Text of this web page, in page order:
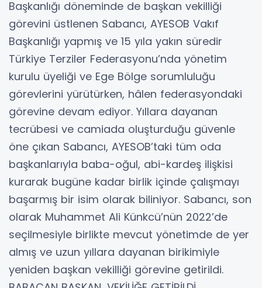
Başkanlığı döneminde de başkan vekilliği
görevini üstlenen Sabancı, AYESOB Vakıf
Başkanlığı yapmış ve 15 yıla yakın süredir
Türkiye Terziler Federasyonu’nda yönetim
kurulu üyeliği ve Ege Bölge sorumluluğu
görevlerini yürütürken, hâlen federasyondaki
görevine devam ediyor. Yıllara dayanan
tecrübesi ve camiada oluşturduğu güvenle
öne çıkan Sabancı, AYESOB’taki tüm oda
başkanlarıyla baba-oğul, abi-kardeş ilişkisi
kurarak bugüne kadar birlik içinde çalışmayı
başarmış bir isim olarak biliniyor. Sabancı, son
olarak Muhammet Ali Künkcü’nün 2022’de
seçilmesiyle birlikte mevcut yönetimde de yer
almış ve uzun yıllara dayanan birikimiyle
yeniden başkan vekilliği görevine getirildi.